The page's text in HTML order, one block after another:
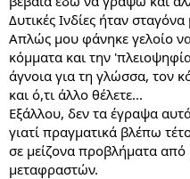
Δυτικές Ινδίες ήταν
Απλώς μου φάνηκε γελοίο
κόμματα και την
άγνοια για τη γλώσσα, τον
και ό,τι άλλο θέλετε...
Εξάλλου, δεν τα έγραψα
γιατί πραγματικά βλέπω
σε μείζονα προβλήματα από
μεταφραστών.